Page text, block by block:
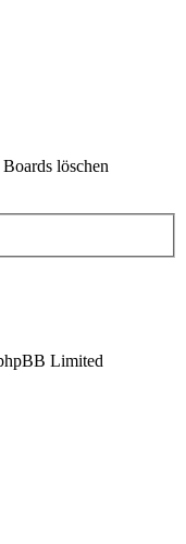
löschen
Limited